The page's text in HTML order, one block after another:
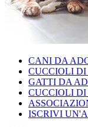
CANI DA
CUCCIOLI
GATTI DA
CUCCIOLI
ISCRIVI